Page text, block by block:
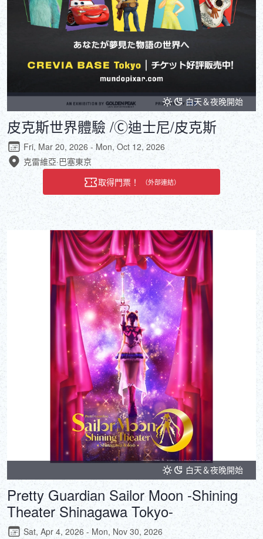
白天＆夜晚開始
皮克斯世界體驗 /Ⓒ迪士尼/皮克斯
Fri, Mar 20, 2026 - Mon, Oct 12, 2026
克雷維亞·巴塞東京
取得門票！
（外部連結）
白天＆夜晚開始
Pretty Guardian Sailor Moon -Shining
Theater Shinagawa Tokyo-
Sat, Apr 4, 2026 - Mon, Nov 30, 2026